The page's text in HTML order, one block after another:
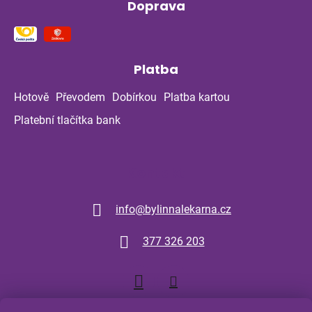
Doprava
Platba
Hotově Převodem Dobírkou
Platba kartou
Platební tlačítka bank
info@bylinnalekarna.cz
377 326 203